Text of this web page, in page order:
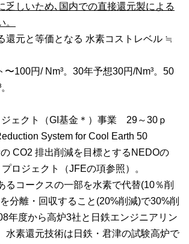
乏しいため､国内での直接還元製による
還元と等価となる 水素コストレベル ≒
〜100円/ Nm³。 30年予想30円/Nm³。 50
ェクト （GI基金＊）事業 29～30 ｐ
System for Cool Earth 50
CO2 排出削減を目標とするNEDOの
ロジェクト（JFEの項参照）。
るコークスの一部を水素で代替(10％削
を分離・回収すること (20%削減)で30%削
年度から高炉3社と日鉄エンジニアリン
水素還元技術は日鉄・君津の試験高炉で